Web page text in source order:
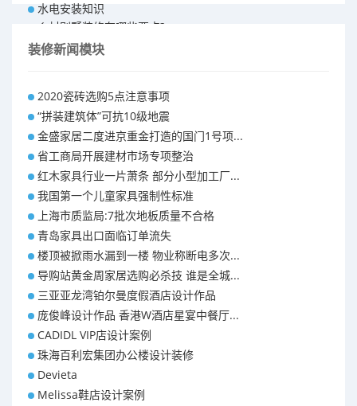
水电安装知识
乡村别墅装修有哪些要点?
别墅怎样装修之装修技巧
昆明110平米装修预算 装修报价清单
昆明100平米装修多少钱
装修新闻模块
2020瓷砖选购5点注意事项
“拼装建筑体”可抗10级地震
金盛家居二度进京重金打造的国门1号项...
省工商局开展建材市场专项整治
红木家具行业一片萧条 部分小型加工厂...
我国第一个儿童家具强制性标准
上海市质监局:7批次地板质量不合格
青岛家具出口面临订单流失
楼顶被掀雨水漏到一楼 物业称断电多次...
导购站黄金周家居选购必杀技 谁是全城...
三亚亚龙湾铂尔曼度假酒店设计作品
庞俊峰设计作品 香港W酒店星宴中餐厅...
CADIDL VIP店设计案例
珠海百利宏集团办公楼设计装修
Devieta
Melissa鞋店设计案例